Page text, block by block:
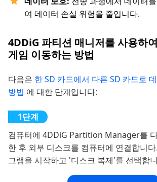
여 데이터 손실 위험을 줄입니다.
4DDiG 파티션 매니저를 사용하
게임 이동하는 방법
다음은 한 SD 카드에서 다른 SD 카드로
방법 에 대한 단계입니다:
컴퓨터에 4DDiG Partition Manager를
한 후 외부 디스크를 컴퓨터에 연결합니
그램을 시작하고 '디스크 복제'를 선택합